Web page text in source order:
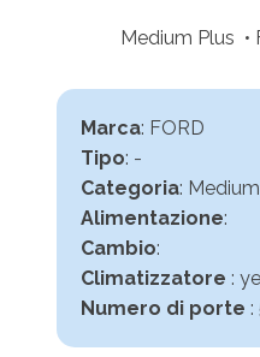
Medium Plus •
Marca: FORD
Tipo: -
Categoria:
Alimentazione:
Cambio:
Climatizzatore :
Numero di porte :